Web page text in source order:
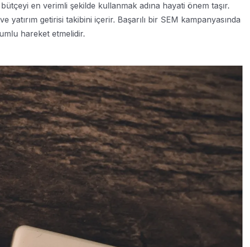
en verimli şekilde kullanmak adına hayati önem taşır.
getirisi takibini içerir. Başarılı bir SEM kampanyasında
hareket etmelidir.